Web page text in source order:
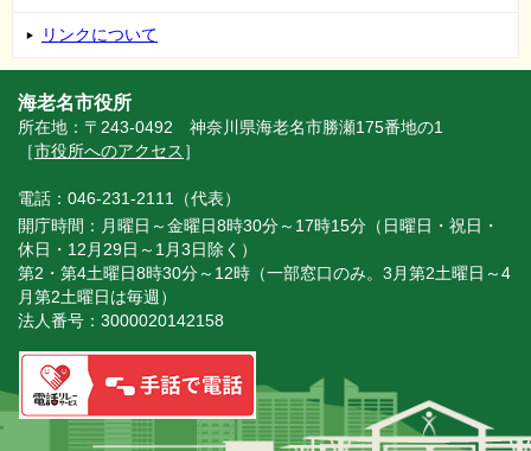
リンクについて
海老名市役所
所在地：〒243-0492 神奈川県海老名市勝瀬175番地の1
［市役所へのアクセス ］
電話：046-231-2111（代表）
開庁時間：月曜日～金曜日8時30分～17時15分（日曜日・祝日・
休日・12月29日～1月3日除く）
第2・第4土曜日8時30分～12時（一部窓口のみ。3月第2土曜日～4
月第2土曜日は毎週）
法人番号：3000020142158